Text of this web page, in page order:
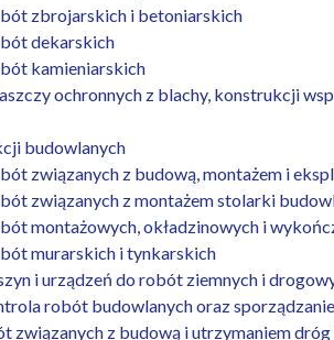
zbrojarskich i betoniarskich
dekarskich
kamieniarskich
ochronnych z blachy, konstrukcji
budowlanych
związanych z budową, montażem i
związanych z montażem stolarki
montażowych, okładzinowych i
murarskich i tynkarskich
i urządzeń do robót ziemnych i
robót budowlanych oraz
związanych z budową i utrzymaniem